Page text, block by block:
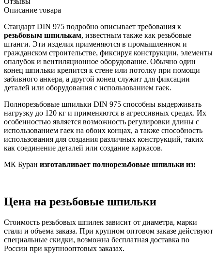
Описание товара
Стандарт DIN 975 подробно описывает требования к
резьбовым шпилькам, известным также как резьбовые
штанги. Эти изделия применяются в промышленном и
гражданском строительстве, фиксируя конструкции, элементы
опалубок и вентиляционное оборудование. Обычно один
конец шпильки крепится к стене или потолку при помощи
забивного анкера, а другой конец служит для фиксации
деталей или оборудования с использованием гаек.
Полнорезьбовые шпильки DIN 975 способны выдерживать
нагрузку до 120 кг и применяются в агрессивных средах. Их
особенностью является возможность регулировки длины с
использованием гаек на обоих концах, а также способность
использования для создания различных конструкций, таких
как соединение деталей или создание каркасов.
МК Буран изготавливает полнорезьбовые шпильки из:
Цена на резьбовые шпильки
Стоимость резьбовых шпилек зависит от диаметра, марки
стали и объема заказа. При крупном оптовом заказе действуют
специальные скидки, возможна бесплатная доставка по
России при крупнооптовых заказах.